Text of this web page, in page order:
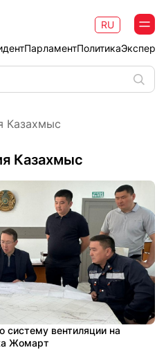
ПарламентПолитика
RU
Казахмыс
Казахмыс
систему вентиляции на
Жомарт